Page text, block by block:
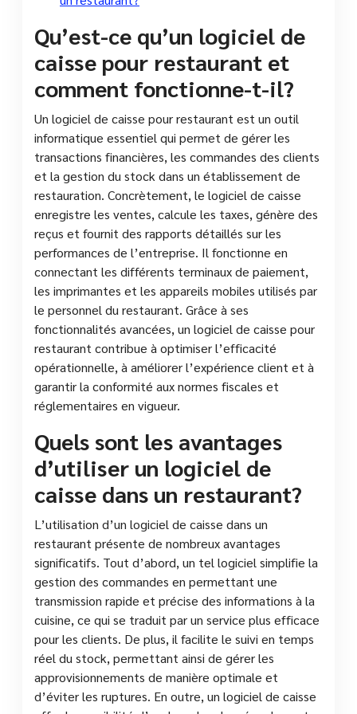
Qu’est-ce qu’un logiciel de
caisse pour restaurant et
comment fonctionne-t-il?
Un logiciel de caisse pour restaurant est un outil
informatique essentiel qui permet de gérer les
transactions financières, les commandes des clients
et la gestion du stock dans un établissement de
restauration. Concrètement, le logiciel de caisse
enregistre les ventes, calcule les taxes, génère des
reçus et fournit des rapports détaillés sur les
performances de l’entreprise. Il fonctionne en
connectant les différents terminaux de paiement,
les imprimantes et les appareils mobiles utilisés par
le personnel du restaurant. Grâce à ses
fonctionnalités avancées, un logiciel de caisse pour
restaurant contribue à optimiser l’efficacité
opérationnelle, à améliorer l’expérience client et à
garantir la conformité aux normes fiscales et
réglementaires en vigueur.
Quels sont les avantages
d’utiliser un logiciel de
caisse dans un restaurant?
L’utilisation d’un logiciel de caisse dans un
restaurant présente de nombreux avantages
significatifs. Tout d’abord, un tel logiciel simplifie la
gestion des commandes en permettant une
transmission rapide et précise des informations à la
cuisine, ce qui se traduit par un service plus efficace
pour les clients. De plus, il facilite le suivi en temps
réel du stock, permettant ainsi de gérer les
approvisionnements de manière optimale et
d’éviter les ruptures. En outre, un logiciel de caisse